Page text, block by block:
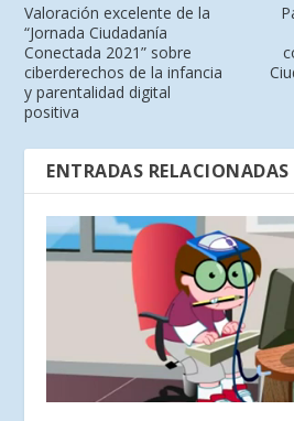
Valoración excelente de la
“Jornada Ciudadanía
Conectada 2021” sobre
ciberderechos de la infancia
y parentalidad digital
positiva
ENTRADAS RELACIONADAS